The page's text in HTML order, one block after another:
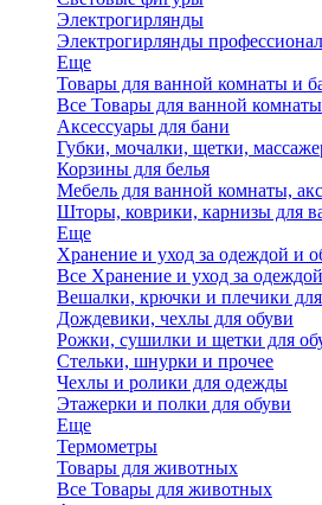
Электрогирлянды
Электрогирлянды
Еще
Товары для ванной комнаты и
Все Товары для ванной
Аксессуары для бани
Губки, мочалки, щетки,
Корзины для белья
Мебель для ванной комнаты,
Шторы, коврики, карнизы для
Еще
Хранение и уход за одеждой и
Все Хранение и уход за
Вешалки, крючки и плечики
Дождевики, чехлы для обуви
Рожки, сушилки и щетки для
Стельки, шнурки и прочее
Чехлы и ролики для одежды
Этажерки и полки для обуви
Еще
Термометры
Товары для животных
Все Товары для животных